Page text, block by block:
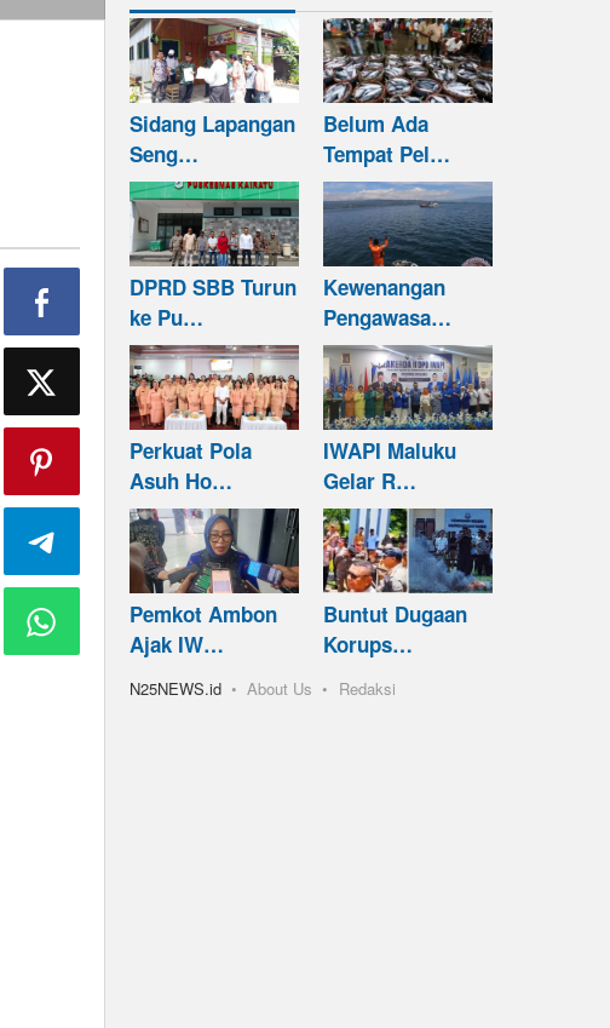
Sidang Lapangan
Seng…
Belum Ada
Tempat Pel…
DPRD SBB Turun
ke Pu…
Kewenangan
Pengawasa…
Perkuat Pola
Asuh Ho…
IWAPI Maluku
Gelar R…
Pemkot Ambon
Ajak IW…
Buntut Dugaan
Korups…
N25NEWS.id About Us Redaksi